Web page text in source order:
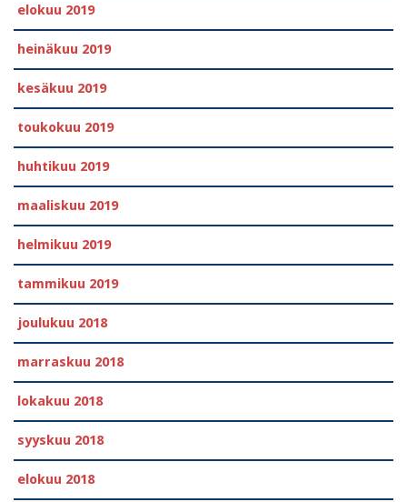
elokuu 2019
heinäkuu 2019
kesäkuu 2019
toukokuu 2019
huhtikuu 2019
maaliskuu 2019
helmikuu 2019
tammikuu 2019
joulukuu 2018
marraskuu 2018
lokakuu 2018
syyskuu 2018
elokuu 2018